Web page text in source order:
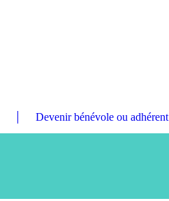
Devenir bénévole ou adhérent